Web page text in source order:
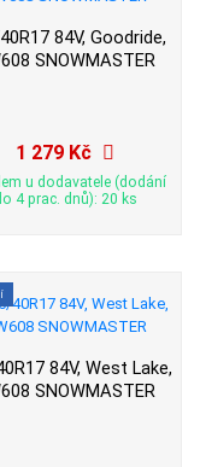
84V, Goodride,
SNOWMASTER
1 279 Kč
u dodavatele (dodání
4 prac. dnů): 20 ks
84V, West Lake,
SNOWMASTER